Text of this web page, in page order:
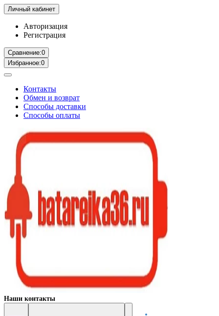
Личный кабинет
Авторизация
Регистрация
Сравнение:0
Избранное:0
Контакты
Обмен и возврат
Способы доставки
Способы оплаты
Наши контакты